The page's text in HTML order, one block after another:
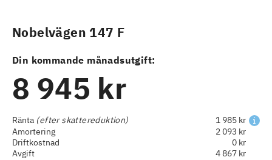
Nobelvägen 147 F
Din kommande månadsutgift:
8 945 kr
Ränta (efter skattereduktion)
1 985 kr
Amortering
2 093 kr
Driftkostnad
0 kr
Avgift
4 867 kr